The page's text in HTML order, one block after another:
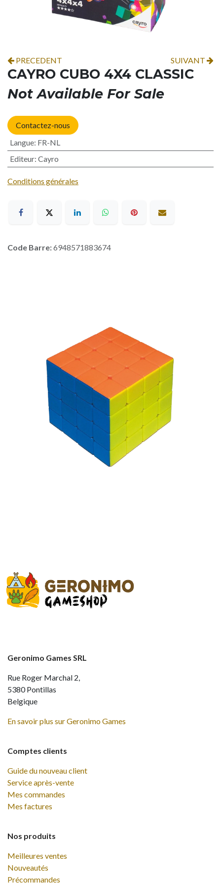
PRECEDENT SUIVANT
CAYRO CUBO 4X4 CLASSIC
Not Available For Sale
Contactez-nous
Langue: FR-NL
Editeur: Cayro
Conditions générales
Code Barre:6948571883674
Comptes clients
Guide du nouveau client
Service après-vente
Mes commandes
Mes factures
Nos produits
Meilleures ventes
Nouveautés
Précommandes
Geronimo Games SRL
Rue Roger Marchal 2,
5380 Pontillas
Belgique
En savoir plus sur Geronimo Games